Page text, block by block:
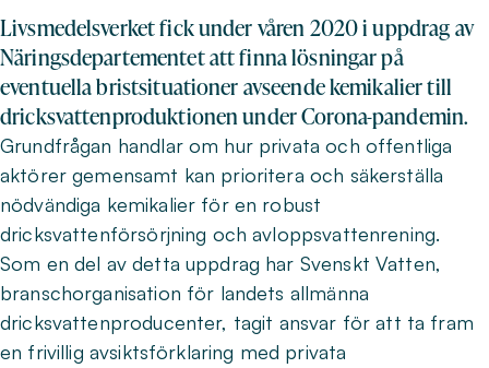
Livsmedelsverket fick under våren 2020 i uppdrag av
Näringsdepartementet att finna lösningar på
eventuella bristsituationer avseende kemikalier till
dricksvattenproduktionen under Corona-pandemin.
Grundfrågan handlar om hur privata och offentliga
aktörer gemensamt kan prioritera och säkerställa
nödvändiga kemikalier för en robust
dricksvattenförsörjning och avloppsvattenrening.
Som en del av detta uppdrag har Svenskt Vatten,
branschorganisation för landets allmänna
dricksvattenproducenter, tagit ansvar för att ta fram
en frivillig avsiktsförklaring med privata